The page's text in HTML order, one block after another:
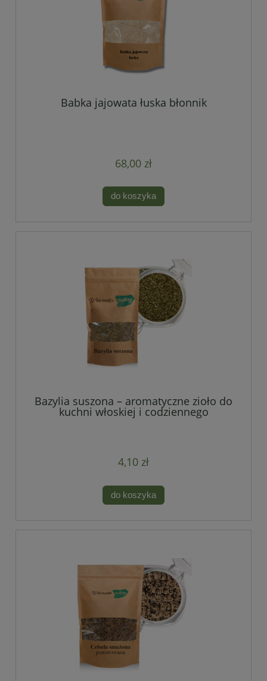
Babka jajowata łuska błonnik
68,00 zł
do koszyka
Bazylia suszona – aromatyczne zioło do
kuchni włoskiej i codziennego
gotowania
4,10 zł
do koszyka